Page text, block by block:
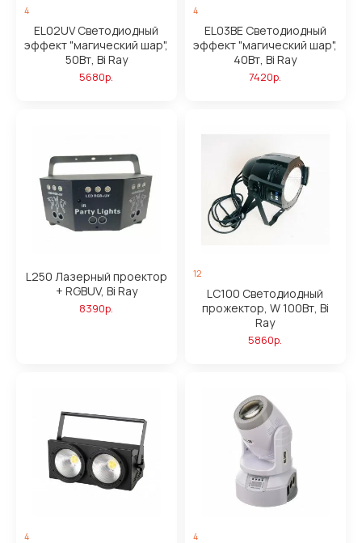
4
EL02UV Светодиодный
эффект "магический шар",
50Вт, Bi Ray
5680р.
4
EL03BE Светодиодный
эффект "магический шар",
40Вт, Bi Ray
7420р.
L250 Лазерный проектор
+ RGBUV, Bi Ray
8390р.
12
LC100 Светодиодный
прожектор, W 100Вт, Bi
Ray
5860р.
4 4